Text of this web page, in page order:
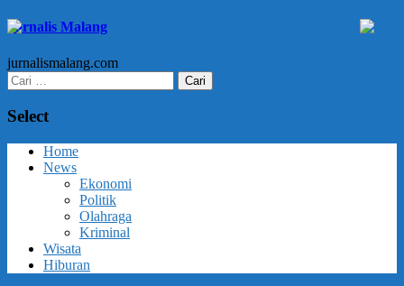
Jurnalis Malang
jurnalismalang.com
Cari
untuk:
Select
Home
News
Ekonomi
Politik
Olahraga
Kriminal
Wisata
Hiburan